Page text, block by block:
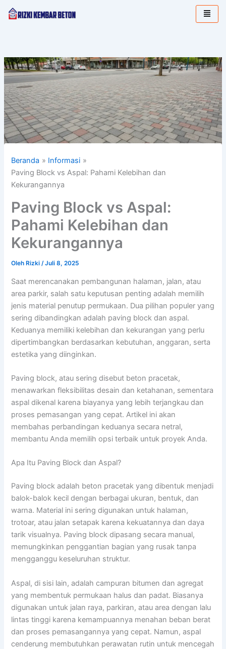
Lewati
Beranda
Informasi
Paving Block vs Aspal: Pahami Kelebihan dan
Kekurangannya
Paving Block vs Aspal:
Pahami Kelebihan dan
Kekurangannya
Oleh Rizki/Juli 8, 2025
Saat merencanakan pembangunan halaman, jalan, atau
area parkir, salah satu keputusan penting adalah memilih
jenis material penutup permukaan. Dua pilihan populer yang
sering dibandingkan adalah paving block dan aspal.
Keduanya memiliki kelebihan dan kekurangan yang perlu
dipertimbangkan berdasarkan kebutuhan, anggaran, serta
estetika yang diinginkan.
Paving block, atau sering disebut beton pracetak,
menawarkan fleksibilitas desain dan ketahanan, sementara
aspal dikenal karena biayanya yang lebih terjangkau dan
proses pemasangan yang cepat. Artikel ini akan
membahas perbandingan keduanya secara netral,
membantu Anda memilih opsi terbaik untuk proyek Anda.
Apa Itu Paving Block dan Aspal?
Paving block adalah beton pracetak yang dibentuk menjadi
balok-balok kecil dengan berbagai ukuran, bentuk, dan
warna. Material ini sering digunakan untuk halaman,
trotoar, atau jalan setapak karena kekuatannya dan daya
tarik visualnya. Paving block dipasang secara manual,
memungkinkan penggantian bagian yang rusak tanpa
mengganggu keseluruhan struktur.
Aspal, di sisi lain, adalah campuran bitumen dan agregat
yang membentuk permukaan halus dan padat. Biasanya
digunakan untuk jalan raya, parkiran, atau area dengan lalu
lintas tinggi karena kemampuannya menahan beban berat
dan proses pemasangannya yang cepat. Namun, aspal
cenderung membutuhkan perawatan rutin untuk mencegah